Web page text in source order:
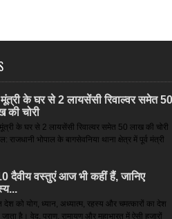
मूंत्री के घर से 2 लायसेंसी रिवाल्वर समेत 50
की चोरी
मूंत्री के घर से 2 लायसेंसी रिवाल्वर समेत 50 लाख की चोरी
राजधानी भोपाल के बागसेवनिया थाना क्षेत्र में पूर्व मंत्री
दैवीय वस्तुएं आज भी कहीं हैं, जानिए
देश को योग, ध्यान, अध्यात्म, रहस्य और चमत्कारों का देश
जाता है। वेद, पुराण, रामायण और महाभारत में ऐसी हजारों